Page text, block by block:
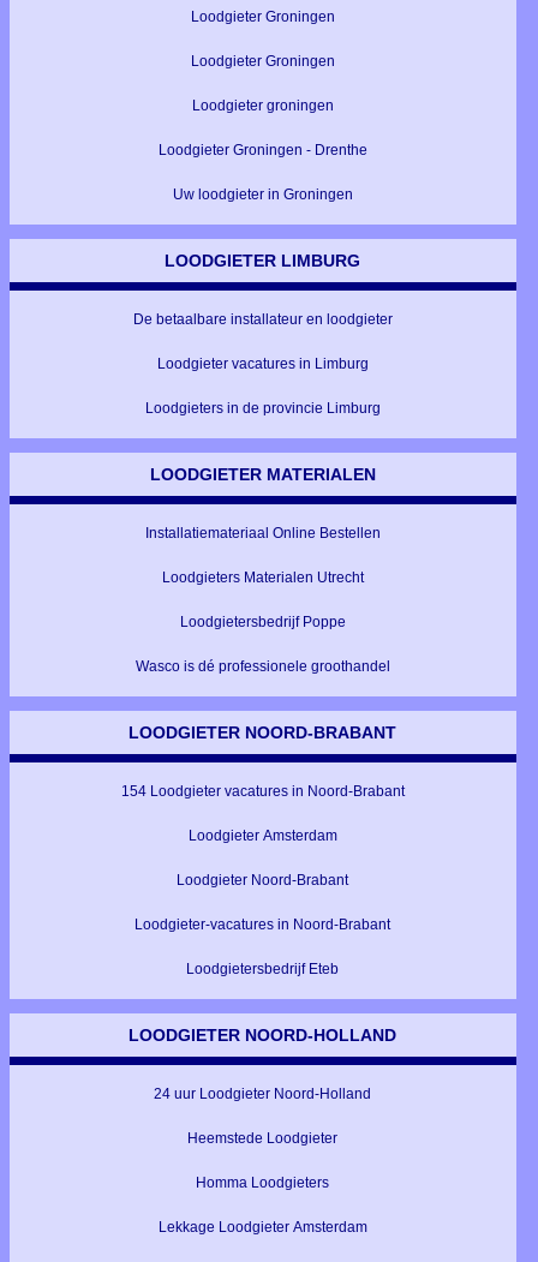
Loodgieter Groningen
Loodgieter Groningen
Loodgieter groningen
Loodgieter Groningen - Drenthe
Uw loodgieter in Groningen
LOODGIETER LIMBURG
De betaalbare installateur en loodgieter
Loodgieter vacatures in Limburg
Loodgieters in de provincie Limburg
LOODGIETER MATERIALEN
Installatiemateriaal Online Bestellen
Loodgieters Materialen Utrecht
Loodgietersbedrijf Poppe
Wasco is dé professionele groothandel
LOODGIETER NOORD-BRABANT
154 Loodgieter vacatures in Noord-Brabant
Loodgieter Amsterdam
Loodgieter Noord-Brabant
Loodgieter-vacatures in Noord-Brabant
Loodgietersbedrijf Eteb
LOODGIETER NOORD-HOLLAND
24 uur Loodgieter Noord-Holland
Heemstede Loodgieter
Homma Loodgieters
Lekkage Loodgieter Amsterdam